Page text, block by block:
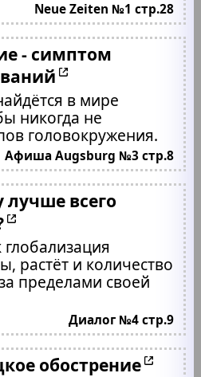
Neue Zeiten №1 стр.28
- симптом
в мире
никогда не
головокружения.
Афиша Augsburg №3 стр.8
лучше всего
растёт и количество
пределами своей
Диалог №4 стр.9
обострение